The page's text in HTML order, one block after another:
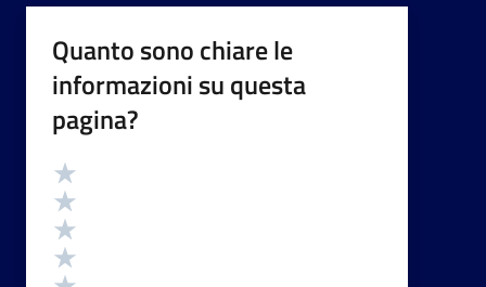
Quanto sono chiare le
informazioni su questa
pagina?
Valutazione